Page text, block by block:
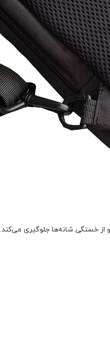
از خستگی شانه‌ها جلوگیری می‌کند.